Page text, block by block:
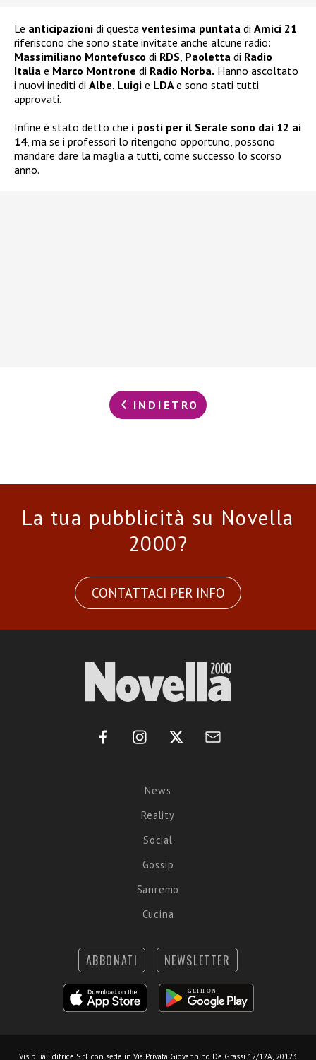
Le anticipazioni di questa ventesima puntata di Amici 21
riferiscono che sono state invitate anche alcune radio:
Massimiliano Montefusco di RDS, Paoletta di Radio
Italia e Marco Montrone di Radio Norba. Hanno ascoltato
i nuovi inediti di Albe, Luigi e LDAe sono stati tutti
approvati.
Infine è stato detto che i posti per il Serale sono dai 12 ai
14, ma se i professori lo ritengono opportuno, possono
mandare dare la maglia a tutti, come successo lo scorso
anno.
INDIETRO
La tua pubblicità su Novella
2000?
CONTATTACI PER INFO
News
Reality
Social
Gossip
Sanremo
Cucina
ABBONATI NEWSLETTER
Visibilia Editrice S.r.l. con sede in Via Privata Giovannino De Grassi 12/12A, 20123